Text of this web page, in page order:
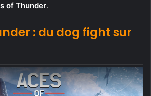
of Thunder.
: du dog fight sur